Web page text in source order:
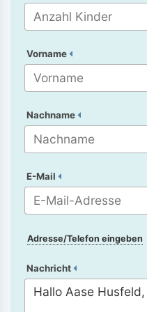
Vorname
Nachname
E-Mail
Adresse/Telefon eingeben
Nachricht